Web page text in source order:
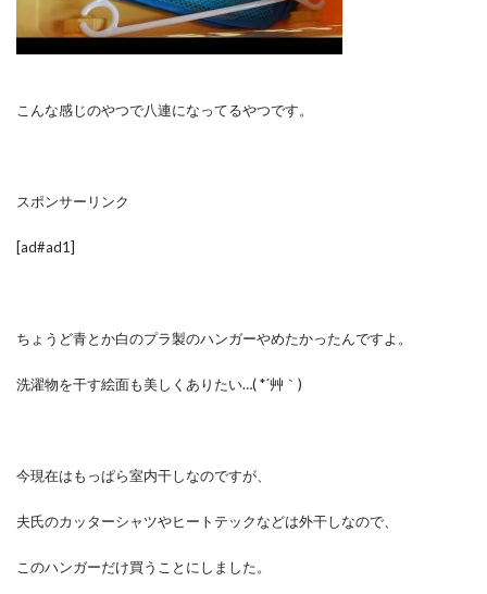
こんな感じのやつで八連になってるやつです。
スポンサーリンク
[ad#ad1]
ちょうど青とか白のプラ製のハンガーやめたかったんですよ。
洗濯物を干す絵面も美しくありたい…( *´艸｀)
今現在はもっぱら室内干しなのですが、
夫氏のカッターシャツやヒートテックなどは外干しなので、
このハンガーだけ買うことにしました。